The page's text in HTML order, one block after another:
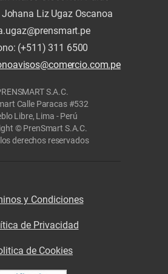
Johana Liz Ugaz Oscanoa
(+511) 311 6500
S.A.C.
Calle Paracas #532
Libre, Lima - Perú
© PrenSmart S.A.C.
derechos reservados
y Condiciones
de Privacidad
de Cookies